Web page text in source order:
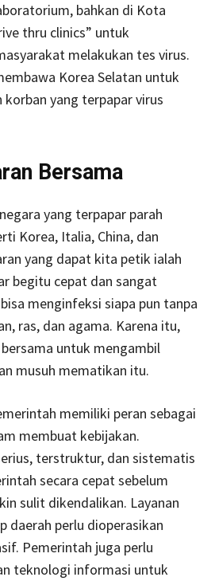
bahkan di Kota
thru clinics” untuk
melakukan tes virus.
Korea Selatan untuk
yang terpapar virus
Bersama
yang terpapar parah
Korea, Italia, China, dan
yang dapat kita petik ialah
begitu cepat dan sangat
menginfeksi siapa pun tanpa
ras, dan agama. Karena itu,
untuk mengambil
musuh mematikan itu.
memiliki peran sebagai
membuat kebijakan.
terstruktur, dan sistematis
secara cepat sebelum
sulit dikendalikan. Layanan
daerah perlu dioperasikan
Pemerintah juga perlu
teknologi informasi untuk